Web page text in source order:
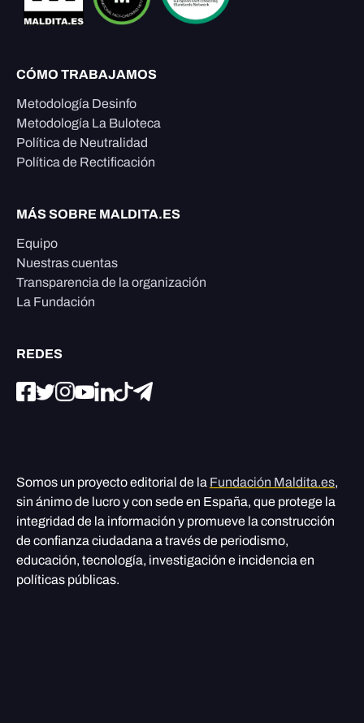
CÓMO TRABAJAMOS
Metodología Desinfo
Metodología La Buloteca
Política de Neutralidad
Política de Rectificación
MÁS SOBRE MALDITA.ES
Equipo
Nuestras cuentas
Transparencia de la organización
La Fundación
REDES
Somos un proyecto editorial de la Fundación Maldita.es,
sin ánimo de lucro y con sede en España, que protege la
integridad de la información y promueve la construcción
de confianza ciudadana a través de periodismo,
educación, tecnología, investigación e incidencia en
políticas públicas.